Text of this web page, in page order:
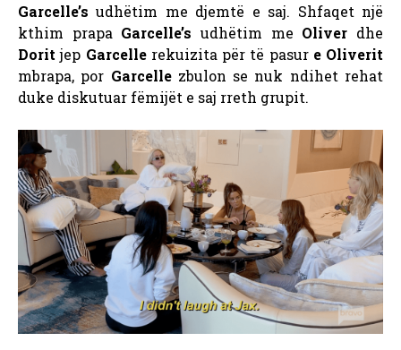
Garcelle’s udhëtim me djemtë e saj. Shfaqet një
kthim prapa Garcelle’s udhëtim me Oliver dhe
Dorit jep Garcellerekuizita për të pasur e Oliverit
mbrapa, por Garcellezbulon se nuk ndihet rehat
duke diskutuar fëmijët e saj rreth grupit.